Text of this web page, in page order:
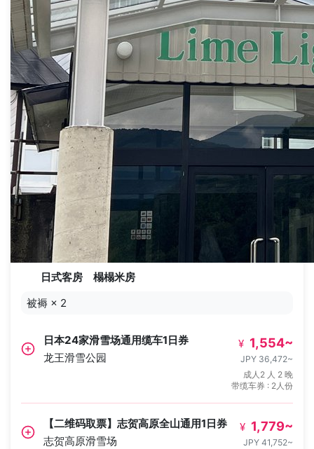
日式客房 榻榻米房
被褥 × 2
日本24家滑雪场通用缆车1日券
龙王滑雪公园
¥ 1,554~
JPY 36,472~
成人2 人 2 晚
带缆车券 : 2人份
【二维码取票】志贺高原全山通用1日券
志贺高原滑雪场
¥ 1,779~
JPY 41,752~